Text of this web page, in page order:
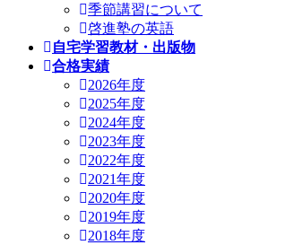
季節講習について
啓進塾の英語
自宅学習教材・出版物
合格実績
2026年度
2025年度
2024年度
2023年度
2022年度
2021年度
2020年度
2019年度
2018年度